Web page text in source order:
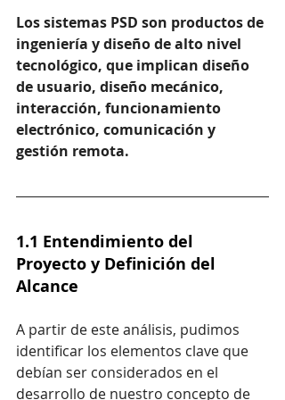
Los sistemas PSD son productos de
ingeniería y diseño de alto nivel
tecnológico, que implican diseño
de usuario, diseño mecánico,
interacción, funcionamiento
electrónico, comunicación y
gestión remota.
1.1 Entendimiento del
Proyecto y Definición del
Alcance
A partir de este análisis, pudimos
identificar los elementos clave que
debían ser considerados en el
desarrollo de nuestro concepto de